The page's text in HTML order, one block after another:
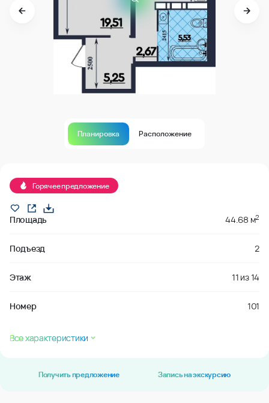
Планировка Расположение
Горячее предложение
Площадь 44.68 м2
Подъезд 2
Этаж 11 из14
Номер 101
Все характеристики
Получить предложение Запись на экскурсию